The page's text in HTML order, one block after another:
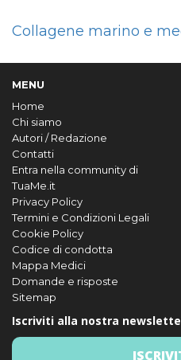
Collagene marino e
MENU
Home
Chi siamo
Autori / Redazione
Contatti
Entra nella community di
TuaMe.it
Privacy Policy
Termini e Condizioni Legali
Cookie Policy
Codice di condotta
Mappa Medici
Domande e risposte
Sitemap
Iscriviti alla nostra